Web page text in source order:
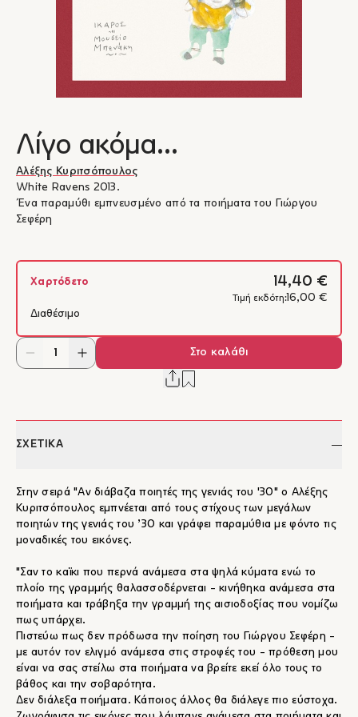
Λίγο ακόμα...
Αλέξης Κυριτσόπουλος
White Ravens 2013.
Ένα παραμύθι εμπνευσμένο από τα ποιήματα του Γιώργου
Σεφέρη
Χαρτόδετο 14,40 €
Τιμή εκδότη: 16,00 €
Διαθέσιμο
Στο καλάθι
ΣΧΕΤΙΚΑ
Στην σειρά "Αν διάβαζα ποιητές της γενιάς του '30" o Αλέξης
Κυριτσόπουλος εμπνέεται από τους στίχους των μεγάλων
ποιητών της γενιάς του ’30 και γράφει παραμύθια με φόντο τις
μοναδικές του εικόνες.
"Σαν το καϊκι που περνά ανάμεσα στα ψηλά κύματα ενώ το
πλοίο της γραμμής θαλασσοδέρνεται - κινήθηκα ανάμεσα στα
ποιήματα και τράβηξα την γραμμή της αισιοδοξίας που νομίζω
πως υπάρχει.
Πιστεύω πως δεν πρόδωσα την ποίηση του Γιώργου Σεφέρη -
με αυτόν τον ελιγμό ανάμεσα στις στροφές του - πρόθεση μου
είναι να σας στείλω στα ποιήματα να βρείτε εκεί όλο τους το
βάθος και την σοβαρότητα.
Δεν διάλεξα ποιήματα. Κάποιος άλλος θα διάλεγε πιο εύστοχα.